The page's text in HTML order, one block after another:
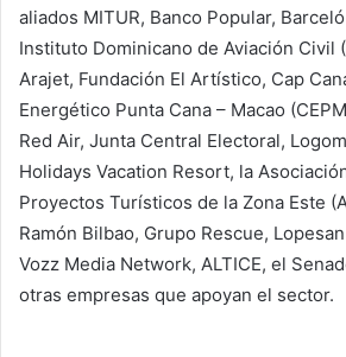
aliados MITUR, Banco Popular,
Instituto Dominicano de Aviación Civil
Arajet, Fundación El Artístico, Cap
Energético Punta Cana – Macao
Red Air, Junta Central Electoral,
Holidays Vacation Resort, la
Proyectos Turísticos de la Zona Este
Ramón Bilbao, Grupo Rescue,
Vozz Media Network, ALTICE, el
otras empresas que apoyan el sector.